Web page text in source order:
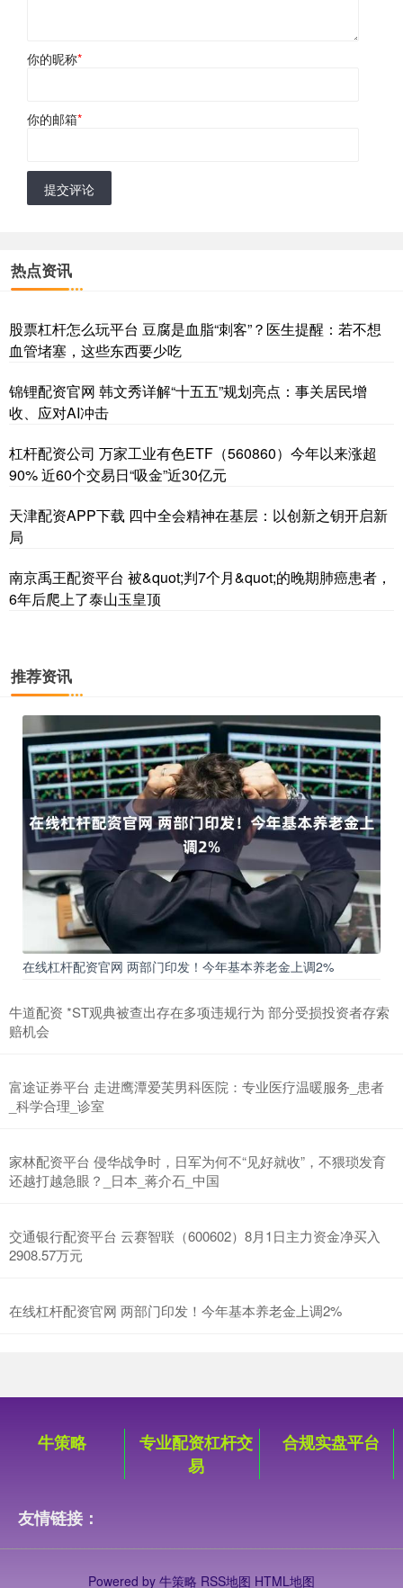
你的昵称*
你的邮箱*
提交评论
热点资讯
股票杠杆怎么玩平台 豆腐是血脂“刺客”？医生提醒：若不想
血管堵塞，这些东西要少吃
锦锂配资官网 韩文秀详解“十五五”规划亮点：事关居民增
收、应对AI冲击
杠杆配资公司 万家工业有色ETF（560860）今年以来涨超
90% 近60个交易日“吸金”近30亿元
天津配资APP下载 四中全会精神在基层：以创新之钥开启新
局
南京禹王配资平台 被&quot;判7个月&quot;的晚期肺癌患者，
6年后爬上了泰山玉皇顶
推荐资讯
在线杠杆配资官网 两部门印发！今年基本养老金上调2%
牛道配资 *ST观典被查出存在多项违规行为 部分受损投资者存索
赔机会
富途证券平台 走进鹰潭爱芙男科医院：专业医疗温暖服务_患者
_科学合理_诊室
家林配资平台 侵华战争时，日军为何不“见好就收”，不猥琐发育
还越打越急眼？_日本_蒋介石_中国
交通银行配资平台 云赛智联（600602）8月1日主力资金净买入
2908.57万元
在线杠杆配资官网 两部门印发！今年基本养老金上调2%
牛策略
专业配资杠杆交
易
合规实盘平台
友情链接：
Powered by 牛策略 RSS地图 HTML地图